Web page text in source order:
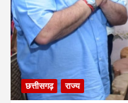
छत्तीसगढ़ राज्य